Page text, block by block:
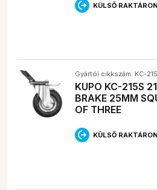
KÜLSŐ
Gyártói cikkszám: KC-
KUPO KC-215S
BRAKE 25MM
OF THREE
KÜLSŐ